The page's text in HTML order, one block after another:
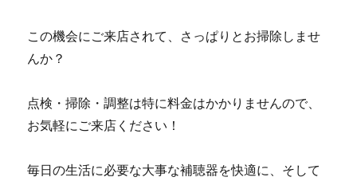
この機会にご来店されて、さっぱりとお掃除しませ
んか？
点検・掃除・調整は特に料金はかかりませんので、
お気軽にご来店ください！
毎日の生活に必要な大事な補聴器を快適に、そして